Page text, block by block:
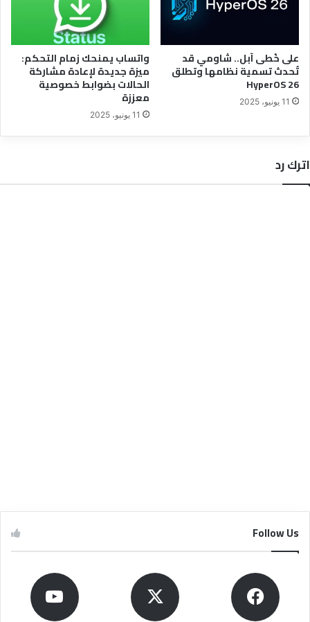
على خُطى آبل.. شاومي قد
تُحدث تسمية نظامها وتطلق
HyperOS 26
11 يونيو، 2025
واتساب يمنحك زمام التحكم:
ميزة جديدة لإعادة مشاركة
الحالات بضوابط خصوصية
معززة
11 يونيو، 2025
اترك رد
Follow Us